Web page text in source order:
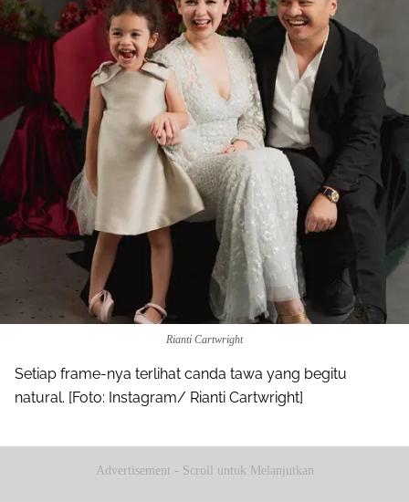
Rianti Cartwright
Setiap frame-nya terlihat canda tawa yang begitu
natural. [Foto: Instagram/ Rianti Cartwright]
Advertisement - Scroll untuk Melanjutkan